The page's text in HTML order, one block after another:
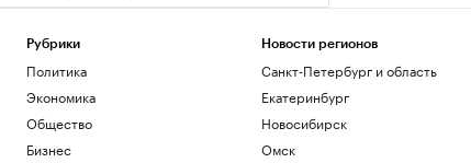
Общество
В Африке поддержали Инфантино
после скандала с продажей прав ЧМ
Спорт
Запасы газа в Европе на минимуме. Что
будет зимой
Рубрики
Политика
Экономика
Общество
Бизнес
Новости регионов
Санкт-Петербург и область
Екатеринбург
Новосибирск
Омск